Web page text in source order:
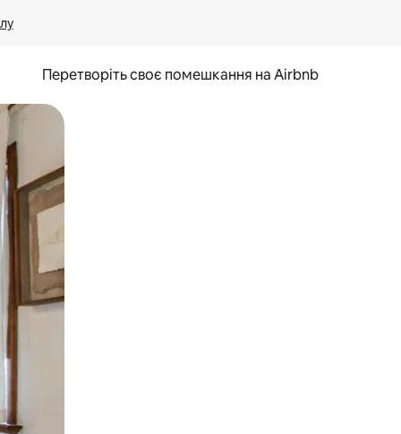
Перетворіть своє помешкання на Airbnb
та гортання.